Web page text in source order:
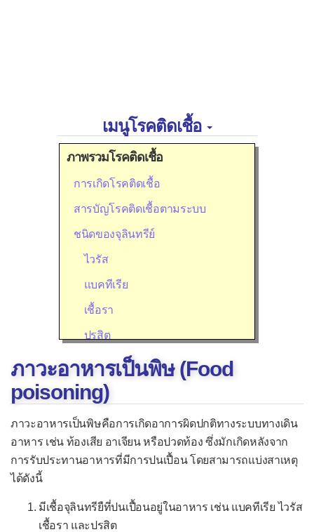
เมนูโรคติดเชื้อ
ภาพรวมโรคติดเชื้อ
การเกิดโรคติดเชื้อ
สารบัญโรคติดเชื้อตามระบบ
ชนิดของจุลินทรีย์
ไวรัส
แบคทีเรีย
เชื้อรา
ปรสิต
เชื้ออื่น ๆ
อาการของโรคติดเชื้อ
กล้ามเนื้อหัวใจอักเสบจากไวรัส
ไข้เลือดออก
ไข้หวัดใหญ่
ภาวะอาหารเป็นพิษ (Food
poisoning)
ภาวะอาหารเป็นพิษคือการเกิดอาการผิดปกติทางระบบทางเดิน
อาหาร เช่น ท้องเสีย อาเจียน หรือปวดท้อง ซึ่งมักเกิดหลังจาก
การรับประทานอาหารที่มีการปนเปื้อน โดยสามารถแบ่งสาเหตุ
ได้ดังนี้
มีเชื้อจุลินทรียืที่ปนเปื้อนอยู่ในอาหาร เช่น แบคทีเรีย ไวรัส
เชื้อรา และปรสิต